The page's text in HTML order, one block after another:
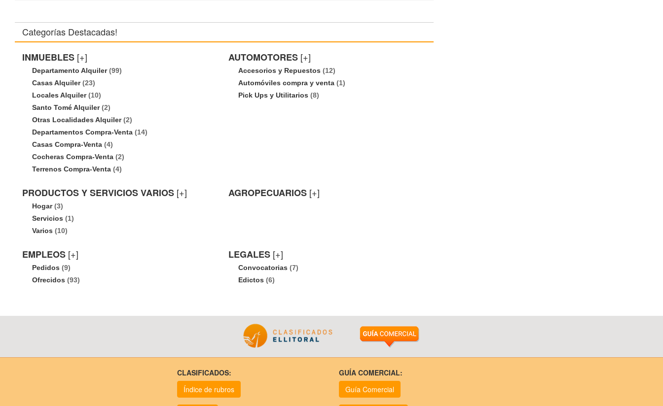
Categorías Destacadas!
INMUEBLES [+]
Departamento Alquiler(99)
Casas Alquiler(23)
Locales Alquiler(10)
Santo Tomé Alquiler(2)
Otras Localidades Alquiler(2)
Departamentos Compra-Venta (14)
Casas Compra-Venta (4)
Cocheras Compra-Venta (2)
Terrenos Compra-Venta (4)
AUTOMOTORES [+]
Accesorios y Repuestos (12)
Automóviles compra y venta (1)
Pick Ups y Utilitarios (8)
PRODUCTOS Y SERVICIOS VARIOS [+]
Hogar(3)
Servicios (1)
Varios (10)
AGROPECUARIOS [+]
EMPLEOS [+]
Pedidos (9)
Ofrecidos (93)
LEGALES [+]
Convocatorias (7)
Edictos (6)
CLASIFICADOS:
Índice de rubros
GUÍA COMERCIAL:
Guía Comercial